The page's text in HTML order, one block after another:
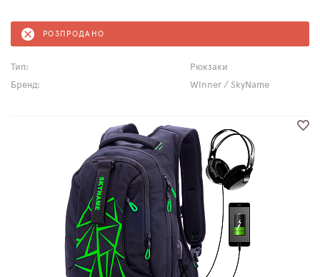
РОЗПРОДАНО
Тип:
Рюкзаки
Бренд:
Winner / SkyName